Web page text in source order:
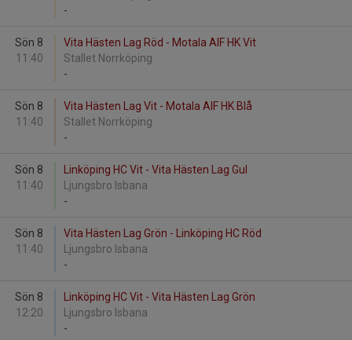
-
Sön 8
11:40
Vita Hästen Lag Röd - Motala AIF HK Vit
Stallet Norrköping
-
Sön 8
11:40
Vita Hästen Lag Vit - Motala AIF HK Blå
Stallet Norrköping
-
Sön 8
11:40
Linköping HC Vit - Vita Hästen Lag Gul
Ljungsbro Isbana
-
Sön 8
11:40
Vita Hästen Lag Grön - Linköping HC Röd
Ljungsbro Isbana
-
Sön 8
12:20
Linköping HC Vit - Vita Hästen Lag Grön
Ljungsbro Isbana
-